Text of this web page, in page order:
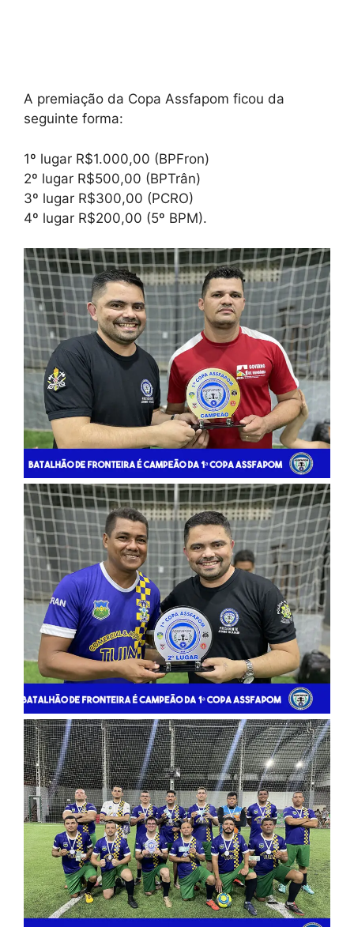
A premiação da Copa Assfapom ficou da
seguinte forma:
1º lugar R$1.000,00 (BPFron)
2º lugar R$500,00 (BPTrân)
3º lugar R$300,00 (PCRO)
4º lugar R$200,00 (5º BPM).